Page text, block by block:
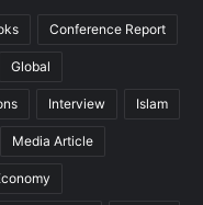
Conference Report
Global
Interview Islam
Media Article